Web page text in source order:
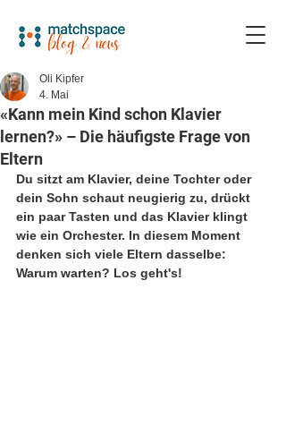
«Kann mein Kind schon Klavier
lernen?» – Die häufigste Frage von
Eltern
Oli Kipfer
4. Mai
Du sitzt am Klavier, deine Tochter oder
dein Sohn schaut neugierig zu, drückt
ein paar Tasten und das Klavier klingt
wie ein Orchester. In diesem Moment
denken sich viele Eltern dasselbe:
Warum warten? Los geht's!